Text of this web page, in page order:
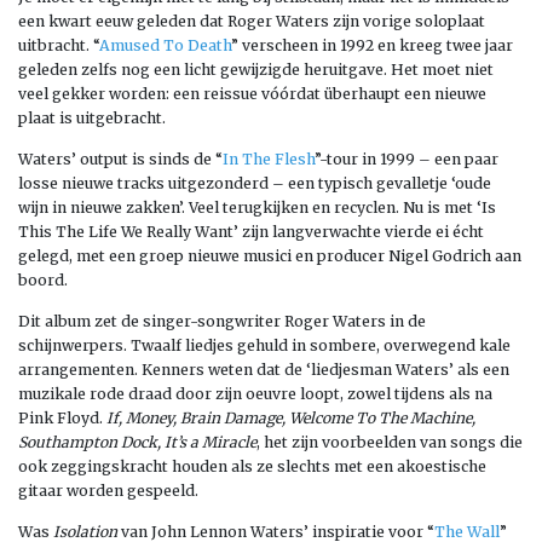
een kwart eeuw geleden dat Roger Waters zijn vorige soloplaat
uitbracht. “Amused To Death” verscheen in 1992 en kreeg twee jaar
geleden zelfs nog een licht gewijzigde heruitgave. Het moet niet
veel gekker worden: een reissue vóórdat überhaupt een nieuwe
plaat is uitgebracht.
Waters’ output is sinds de “In The Flesh”-tour in 1999 – een paar
losse nieuwe tracks uitgezonderd – een typisch gevalletje ‘oude
wijn in nieuwe zakken’. Veel terugkijken en recyclen. Nu is met ‘Is
This The Life We Really Want’ zijn langverwachte vierde ei écht
gelegd, met een groep nieuwe musici en producer Nigel Godrich aan
boord.
Dit album zet de singer-songwriter Roger Waters in de
schijnwerpers. Twaalf liedjes gehuld in sombere, overwegend kale
arrangementen. Kenners weten dat de ‘liedjesman Waters’ als een
muzikale rode draad door zijn oeuvre loopt, zowel tijdens als na
Pink Floyd. If, Money, Brain Damage, Welcome To The Machine,
Southampton Dock, It’s a Miracle, het zijn voorbeelden van songs die
ook zeggingskracht houden als ze slechts met een akoestische
gitaar worden gespeeld.
Was Isolationvan John Lennon Waters’ inspiratie voor “The Wall ”